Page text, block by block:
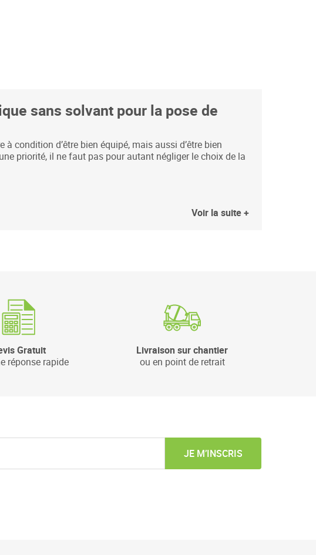
sans solvant pour la pose de
condition d’être bien équipé, mais aussi d’être bien
priorité, il ne faut pas pour autant négliger le choix de la
Voir la suite +
Gratuit
réponse rapide
Livraison sur chantier
ou en point de retrait
JE M’INSCRIS